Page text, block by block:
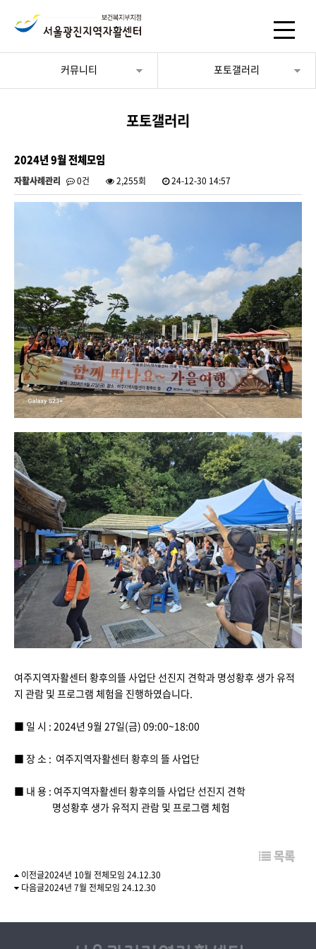
커뮤니티 포토갤러리
포토갤러리
2024년 9월 전체모임
자활사례관리 0건 2,255회 24-12-30 14:57
여주지역자활센터 황후의뜰 사업단 선진지 견학과 명성황후 생가 유적
지 관람 및 프로그램 체험을 진행하였습니다.
■ 일 시 : 2024년 9월 27일(금) 09:00~18:00
■ 장 소 : 여주지역자활센터 황후의 뜰 사업단
■ 내 용 : 여주지역자활센터 황후의뜰 사업단 선진지 견학
명성황후 생가 유적지 관람 및 프로그램 체험
목록
이전글2024년 10월 전체모임 24.12.30
다음글2024년 7월 전체모임 24.12.30